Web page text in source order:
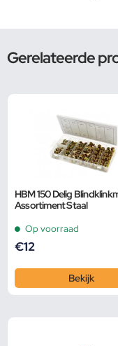
Gerelateerde
HBM 150 Delig
Assortiment Staal
Op voorraad
€12
Bekijk